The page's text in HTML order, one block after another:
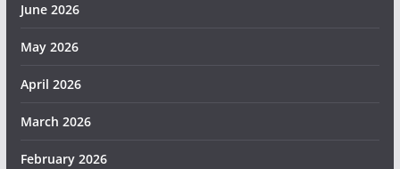
June 2026
May 2026
April 2026
March 2026
February 2026